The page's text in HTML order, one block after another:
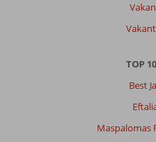
TOP
Best
Maspalomas